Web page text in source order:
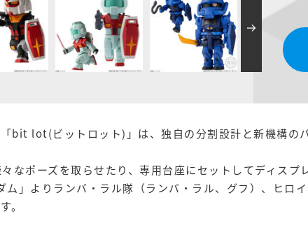
bit lot(ビットロット)」は、独自の分割設計と新機構の
なポーズを取らせたり、専用台座にセットしてディスプ
ム」よりランバ・ラル隊（ランバ・ラル、グフ）、ヒロ
。